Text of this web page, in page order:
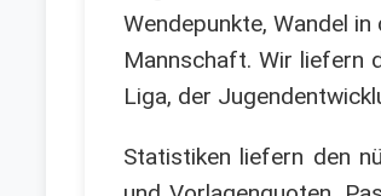
Wendepunkte, Wandel
Mannschaft. Wir liefern
Liga, der
Statistiken liefern den